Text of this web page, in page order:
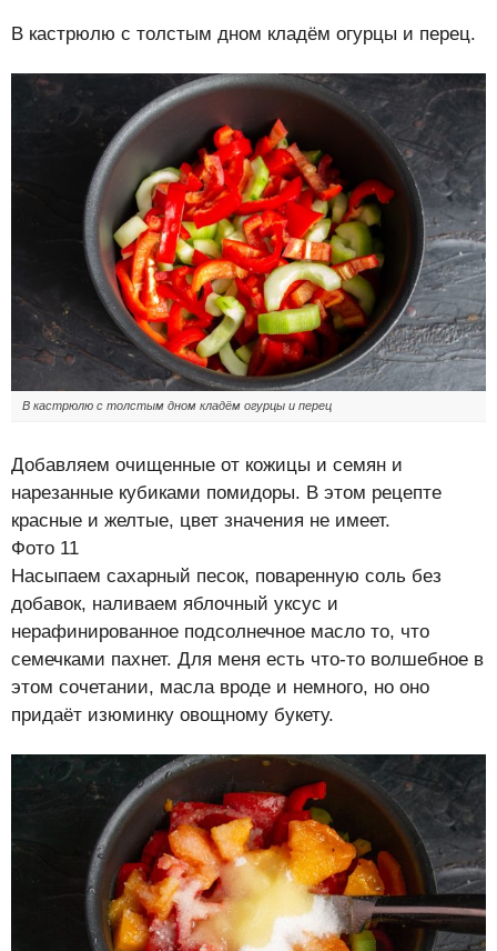
В кастрюлю с толстым дном кладём огурцы и перец.
В кастрюлю с толстым дном кладём огурцы и перец
Добавляем очищенные от кожицы и семян и
нарезанные кубиками помидоры. В этом рецепте
красные и желтые, цвет значения не имеет.
Фото 11
Насыпаем сахарный песок, поваренную соль без
добавок, наливаем яблочный уксус и
нерафинированное подсолнечное масло то, что
семечками пахнет. Для меня есть что-то волшебное в
этом сочетании, масла вроде и немного, но оно
придаёт изюминку овощному букету.